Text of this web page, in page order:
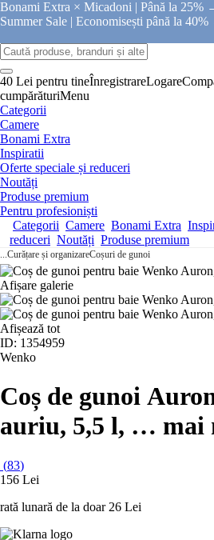
Bonami Extra × Micadoni | Până la 25%
Summer Sale | Economisești până la
40 Lei pentru tineÎnregistrareLogare
cumpărăturiMenu
Categorii
Camere
Bonami Extra
Inspiratii
Oferte speciale și reduceri
Noutăți
Produse premium
Pentru profesioniști
Categorii Camere Bonami Extra
reduceri Noutăți Produse premium
...Curățare și organizareCoșuri de gunoi
Afișare galerie
Afișează tot
ID: 1354959
Wenko
Coș de gunoi
auriu, 5,5 l, … mai
(83)
156 Lei
rată lunară de la doar 26 Lei